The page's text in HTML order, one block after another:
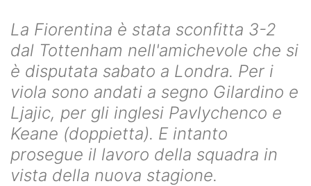
La Fiorentina è stata sconfitta 3-2
dal Tottenham nell'amichevole che si
è disputata sabato a Londra. Per i
viola sono andati a segno Gilardino e
Ljajic, per gli inglesi Pavlychenco e
Keane (doppietta). E intanto
prosegue il lavoro della squadra in
vista della nuova stagione.